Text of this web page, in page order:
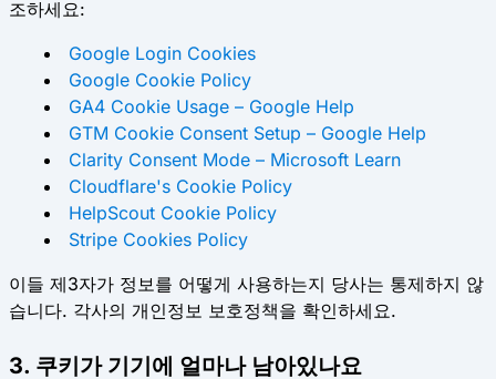
조하세요:
Google Login Cookies
Google Cookie Policy
GA4 Cookie Usage – Google Help
GTM Cookie Consent Setup – Google Help
Clarity Consent Mode – Microsoft Learn
Cloudflare's Cookie Policy
HelpScout Cookie Policy
Stripe Cookies Policy
이들 제3자가 정보를 어떻게 사용하는지 당사는 통제하지 않
습니다. 각사의 개인정보 보호정책을 확인하세요.
3. 쿠키가 기기에 얼마나 남아있나요